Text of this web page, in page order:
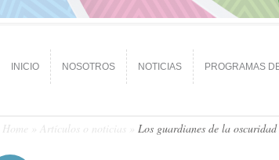
INICIO NOSOTROS NOTICIAS PROGRAMAS
Home Artículos o noticias Los guardianes de la